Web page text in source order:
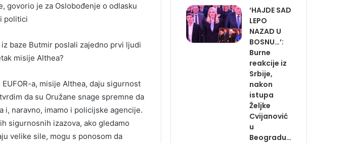
govorio je za Oslobođenje o odlasku
politici
baze Butmir poslali zajedno prvi ljudi
misije Althea?
a, misije Althea, daju sigurnost
da su Oružane snage spremne da
i, naravno, imamo i policijske agencije.
sigurnosnih izazova, ako gledamo
velike sile, mogu s ponosom da
‘HAJDE SAD
LEPO
NAZAD U
BOSNU…’:
Burne
reakcije iz
Srbije,
nakon
istupa
Željke
Cvijanović
u
Beogradu…